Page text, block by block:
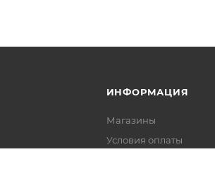
ИНФОРМАЦИЯ
Магазины
Условия оплаты